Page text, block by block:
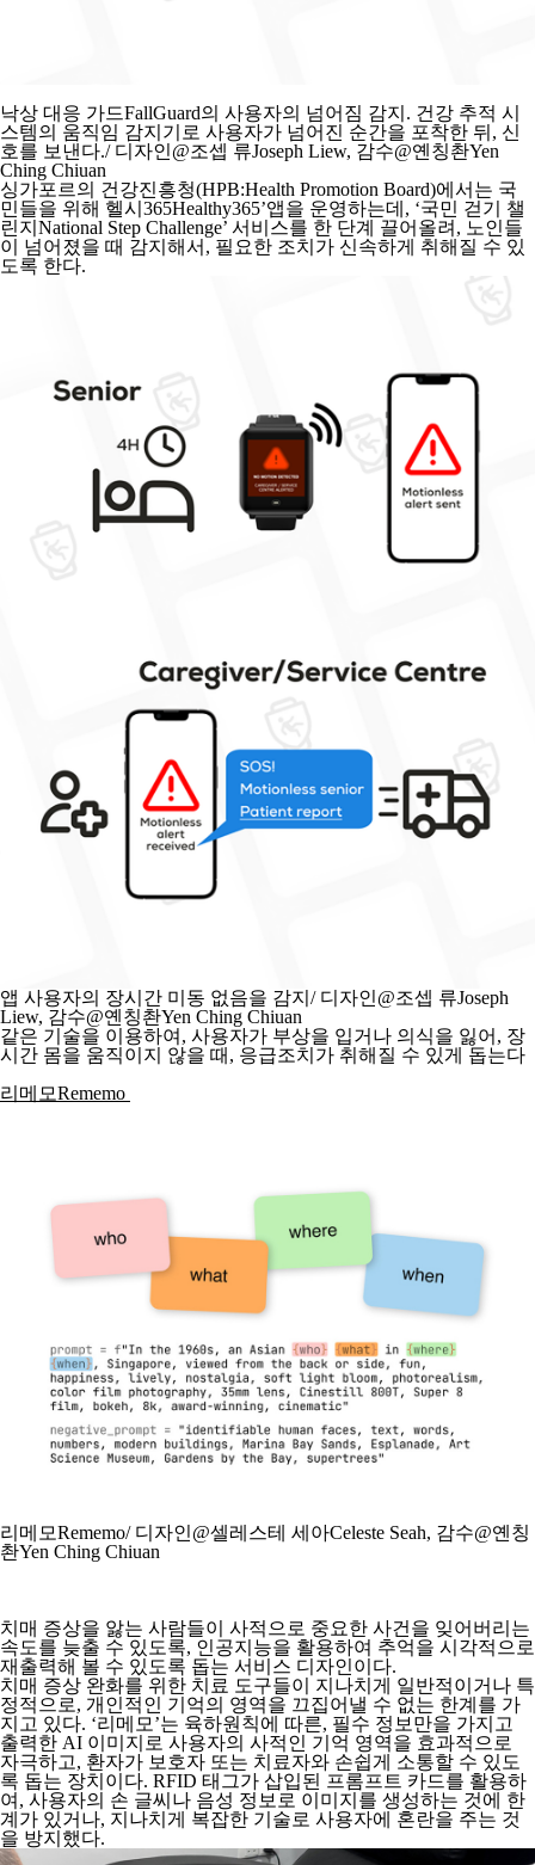
낙상 대응 가드FallGuard의 사용자의 넘어짐 감지. 건강 추적 시
스템의 움직임 감지기로 사용자가 넘어진 순간을 포착한 뒤, 신
호를 보낸다./ 디자인@조셉 류Joseph Liew, 감수@옌칭촨Yen
Ching Chiuan
싱가포르의 건강진흥청(HPB:Health Promotion Board)에서는 국
민들을 위해 헬시365Healthy365’앱을 운영하는데, ‘국민 걷기 챌
린지National Step Challenge’ 서비스를 한 단계 끌어올려, 노인들
이 넘어졌을 때 감지해서, 필요한 조치가 신속하게 취해질 수 있
도록 한다.
앱 사용자의 장시간 미동 없음을 감지/ 디자인@조셉 류Joseph
Liew, 감수@옌칭촨Yen Ching Chiuan
같은 기술을 이용하여, 사용자가 부상을 입거나 의식을 잃어, 장
시간 몸을 움직이지 않을 때, 응급조치가 취해질 수 있게 돕는다
리메모Rememo
리메모Rememo/ 디자인@셀레스테 세아Celeste Seah, 감수@옌칭
촨Yen Ching Chiuan
치매 증상을 앓는 사람들이 사적으로 중요한 사건을 잊어버리는
속도를 늦출 수 있도록, 인공지능을 활용하여 추억을 시각적으로
재출력해 볼 수 있도록 돕는 서비스 디자인이다.
치매 증상 완화를 위한 치료 도구들이 지나치게 일반적이거나 특
정적으로, 개인적인 기억의 영역을 끄집어낼 수 없는 한계를 가
지고 있다. ‘리메모’는 육하원칙에 따른, 필수 정보만을 가지고
출력한 AI 이미지로 사용자의 사적인 기억 영역을 효과적으로
자극하고, 환자가 보호자 또는 치료자와 손쉽게 소통할 수 있도
록 돕는 장치이다. RFID 태그가 삽입된 프롬프트 카드를 활용하
여, 사용자의 손 글씨나 음성 정보로 이미지를 생성하는 것에 한
계가 있거나, 지나치게 복잡한 기술로 사용자에 혼란을 주는 것
을 방지했다.